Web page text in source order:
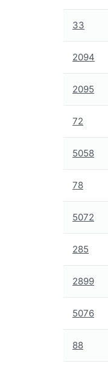
33
2094
2095
72
5058
78
5072
285
2899
5076
88